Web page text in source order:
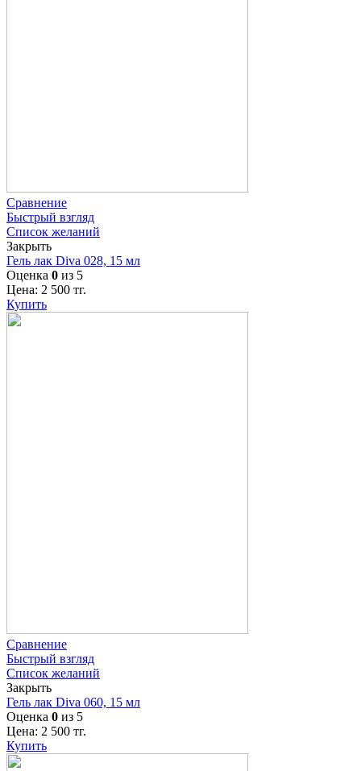
Сравнение
Быстрый взгляд
Список желаний
Закрыть
Гель лак Diva 028, 15 мл
Оценка 0 из 5
Цена: 2 500 тг.
Купить
Сравнение
Быстрый взгляд
Список желаний
Закрыть
Гель лак Diva 060, 15 мл
Оценка 0 из 5
Цена: 2 500 тг.
Купить